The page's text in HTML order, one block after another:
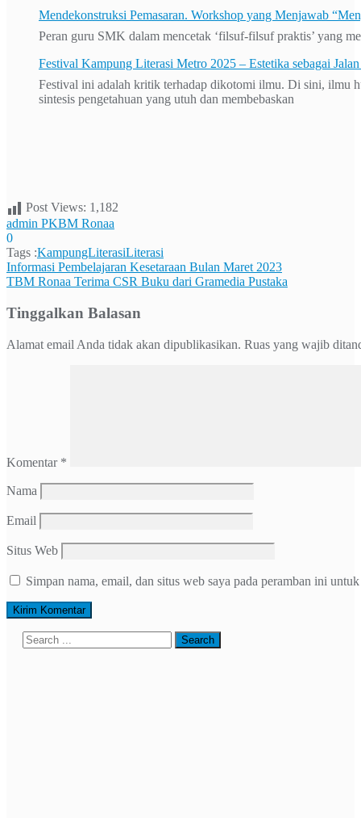
Mendekonstruksi Pemasaran. Workshop yang Menjawab
Peran guru SMK dalam mencetak ‘filsuf-filsuf praktis’ yang
Festival Kampung Literasi Metro 2025 – Estetika sebagai
Festival ini adalah kritik terhadap dikotomi ilmu. Di sini, ilmu
sintesis pengetahuan yang utuh dan membebaskan
Post Views: 1,182
admin PKBM Ronaa
0
Tags :KampungLiterasiLiterasi
Navigasi
pos
Informasi Pembelajaran Kesetaraan Bulan Maret 2023
TBM Ronaa Terima CSR Buku dari Gramedia Pustaka
Tinggalkan Balasan
Alamat email Anda tidak akan dipublikasikan. Ruas yang wajib
Komentar *
Nama
Email
Situs Web
Simpan nama, email, dan situs web saya pada peramban ini